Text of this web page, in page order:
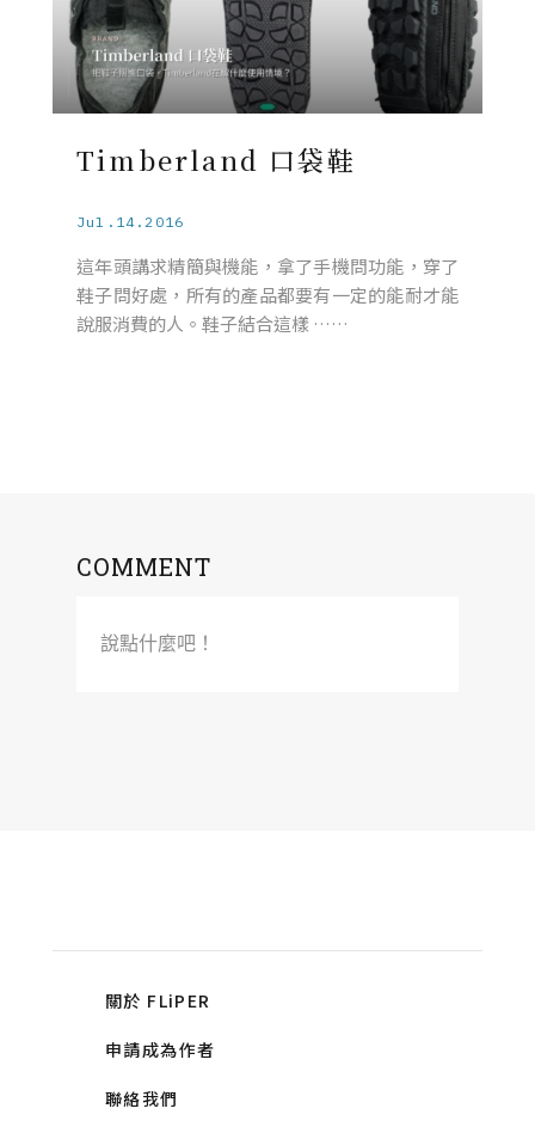
Timberland 口袋鞋
Jul.14.2016
這年頭講求精簡與機能，拿了手機問功能，穿了
鞋子問好處，所有的產品都要有一定的能耐才能
說服消費的人。鞋子結合這樣 ……
COMMENT
說點什麼吧！
關於 FLiPER
申請成為作者
聯絡我們